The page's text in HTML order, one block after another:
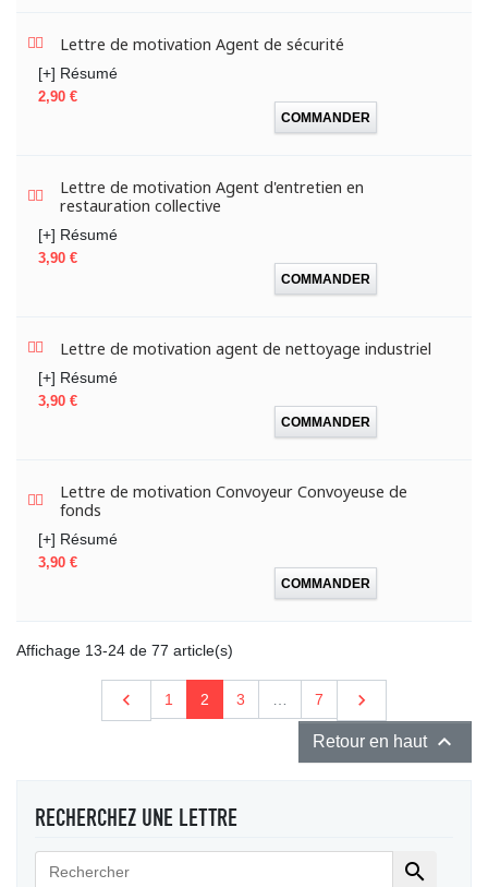
Lettre de motivation Agent de sécurité
[+] Résumé
Prix
2,90 €
COMMANDER
Lettre de motivation Agent d'entretien en
restauration collective
[+] Résumé
Prix
3,90 €
COMMANDER
Lettre de motivation agent de nettoyage industriel
[+] Résumé
Prix
3,90 €
COMMANDER
Lettre de motivation Convoyeur Convoyeuse de
fonds
[+] Résumé
Prix
3,90 €
COMMANDER
Affichage 13-24 de 77 article(s)
Précédent
 1 2 3 7 Suivant

Retour en haut 
RECHERCHEZ UNE LETTRE
